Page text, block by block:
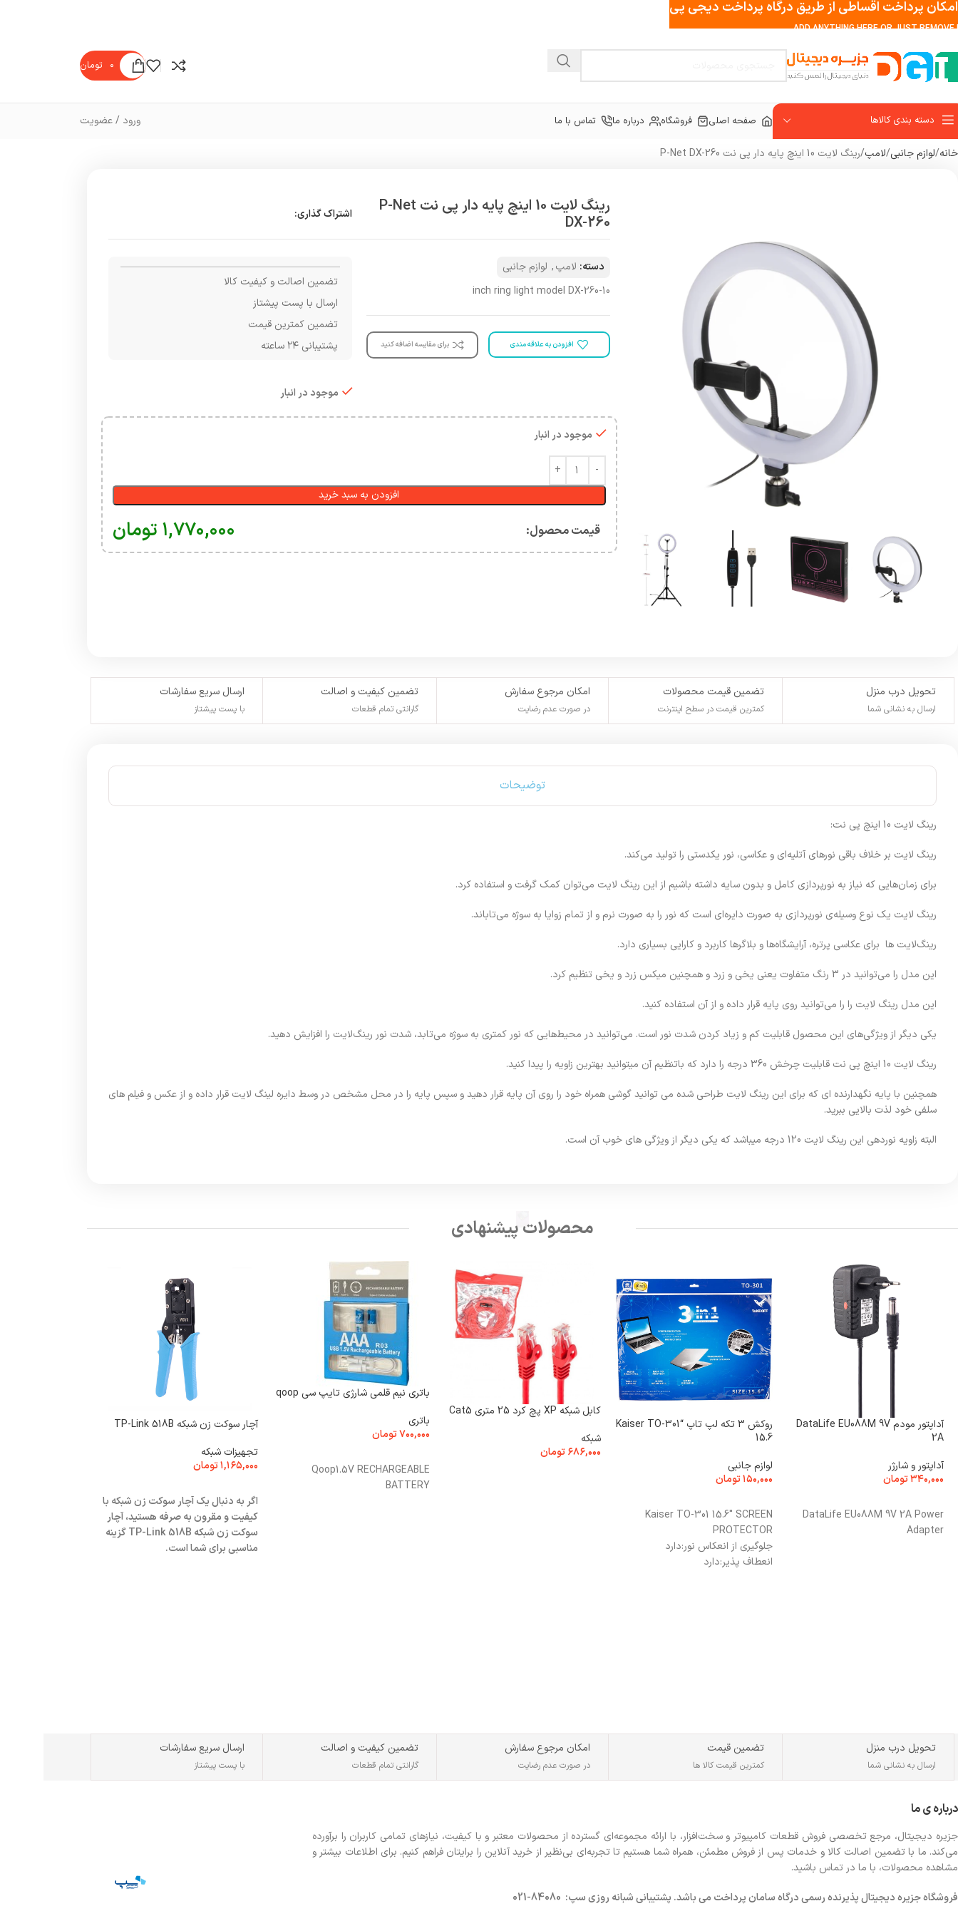
ADD ANYTHING HERE OR JUST REMOVE
۰ تومان
دسته بندی کالاها صفحه اصلی فروشگاه درباره ما تماس با ما ورود / عضویت
خانه لوازم جانبی لامپ رینگ لایت 10 اینچ پایه دار پی نت P-Net DX-260
رینگ لایت 10 اینچ پایه دار پی نت P-Net
DX-260
اشتراک گذاری:
دسته: لامپ, لوازم جانبی
10-inch ring light model DX-260
افزودن به علاقه مندی برای مقایسه اضافه کنید
تضمین اصالت و کیفیت کالا
ارسال با پست پیشتاز
تضمین کمترین قیمت
پشتیبانی ۲۴ ساعته
موجود در انبار
موجود در انبار
افزودن به سبد خرید
قیمت محصول:​ ۱,۷۷۰,۰۰۰ تومان
تحویل درب منزل
ارسال به نشانی شما
تضمین قیمت محصولات
کمترین قیمت در سطح اینترنت
امکان مرجوع سفارش
در صورت عدم رضایت
تضمین کیفیت و اصالت
گارانتی تمام قطعات
ارسال سریع سفارشات
با پست پیشتاز
توضیحات
رینگ لایت 10 اینچ پی نت:
رینگ لایت بر خلاف باقی نورهای آتلیه‌ای و عکاسی، نور یکدستی را تولید می‌کند.
برای زمان‌هایی که نیاز به نورپردازی کامل و بدون سایه داشته باشیم از این رینگ لایت می‌توان کمک گرفت و استفاده کرد.
رینگ لایت یک نوع وسیله‌ی نورپردازی به صورت دایره‌ای است که نور را به صورت نرم و از تمام زوایا به سوژه می‌تاباند.
رینگ‌لایت ها برای عکاسی پرتره، آرایشگاه‌ها و بلاگرها کاربرد و کارایی بسیاری دارد.
این مدل را می‌توانید در 3 رنگ متفاوت یعنی یخی و زرد و همچنین میکس زرد و یخی تنظیم کرد.
این مدل رینگ لایت را را می‌توانید روی پایه قرار داده و از آن استفاده کنید.
یکی دیگر از ویژگی‌های این محصول قابلیت کم و زیاد کردن شدت نور است. می‌توانید در محیط‌هایی که نور کمتری به سوژه می‌تابد، شدت نور رینگ‌لایت را افزایش دهید.
رینگ لایت 10 اینچ پی نت قابلیت چرخش 360 درجه را دارد که باتنظیم آن میتوانید بهترین زاویه را پیدا کنید.
همچنین با پایه نگهدارنده ای که برای این رینگ لایت طراحی شده می توانید گوشی همراه خود را روی آن پایه قرار دهید و سپس پایه را در محل مشخص در وسط دایره لینگ لایت قرار داده و از عکس و فیلم های
سلفی خود لذت بالایی ببرید.
البته زاویه نوردهی این رینگ لایت 120 درجه میباشد که یکی دیگر از ویژگی های خوب آن است.
محصولات پیشنهادی
آداپتور مودم DataLife EU088M 9V
2A
آداپتور و شارژر
۳۴۰,۰۰۰تومان
DataLife EU088M 9V 2A Power
Adapter
روکش 3 تکه لپ تاپ “Kaiser TO-301
15.6
لوازم جانبی
۱۵۰,۰۰۰تومان
Kaiser TO-301 15.6" SCREEN
PROTECTOR
جلوگیری از انعکاس نور:دارد
انعطاف پذیر:دارد
کابل شبکه XP پچ کرد 25 متری Cat5
شبکه
۶۸۶,۰۰۰تومان
باتری نیم قلمی شارژی تایپ سی qoop
باتری
۷۰۰,۰۰۰تومان
Qoop1.5V RECHARGEABLE
BATTERY
آچار سوکت زن شبکه TP-Link 518B
تجهیزات شبکه
۱,۱۶۵,۰۰۰تومان
اگر به دنبال یک آچار سوکت زن شبکه با
کیفیت و مقرون به صرفه هستید، آچار
سوکت زن شبکه TP-Link 518B گزینه
مناسبی برای شما است.
تحویل درب منزل
ارسال به نشانی شما
تضمین قیمت
کمترین قیمت کالا ها
امکان مرجوع سفارش
در صورت عدم رضایت
تضمین کیفیت و اصالت
گارانتی تمام قطعات
ارسال سریع سفارشات
با پست پیشتاز
درباره ی ما
جزیره دیجیتال، مرجع تخصصی فروش قطعات کامپیوتر و سخت‌افزار، با ارائه مجموعه‌ای گسترده از محصولات معتبر و با کیفیت، نیازهای تمامی کاربران را برآورده
می‌کند. ما با تضمین اصالت کالا و خدمات پس از فروش مطمئن، همراه شما هستیم تا تجربه‌ای بی‌نظیر از خرید آنلاین را برایتان فراهم کنیم. برای اطلاعات بیشتر و
مشاهده محصولات، با ما در تماس باشید.
فروشگاهجزیره دیجیتال پذیرنده رسمی درگاه سامان پرداخت می باشد. پشتیبانی شبانه روزی سپ: 84080-021
امکان پرداخت اقساطی از طریق درگاه پرداخت دیجی پی